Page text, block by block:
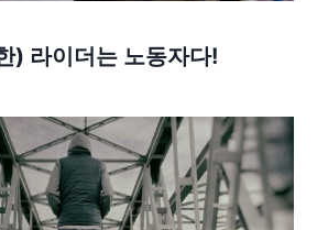
) 라이더는 노동자다!